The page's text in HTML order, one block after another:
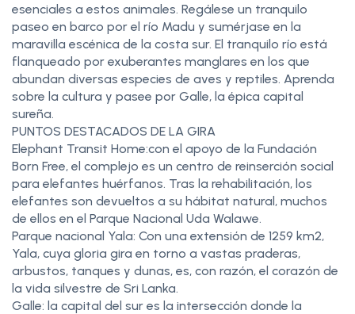
esenciales a estos animales. Regálese un tranquilo
paseo en barco por el río Madu y sumérjase en la
maravilla escénica de la costa sur. El tranquilo río está
flanqueado por exuberantes manglares en los que
abundan diversas especies de aves y reptiles. Aprenda
sobre la cultura y pasee por Galle, la épica capital
sureña.
PUNTOS DESTACADOS DE LA GIRA
Elephant Transit Home:con el apoyo de la Fundación
Born Free, el complejo es un centro de reinserción social
para elefantes huérfanos. Tras la rehabilitación, los
elefantes son devueltos a su hábitat natural, muchos
de ellos en el Parque Nacional Uda Walawe.
Parque nacional Yala: Con una extensión de 1259 km2,
Yala, cuya gloria gira en torno a vastas praderas,
arbustos, tanques y dunas, es, con razón, el corazón de
la vida silvestre de Sri Lanka.
Galle: la capital del sur es la intersección donde la